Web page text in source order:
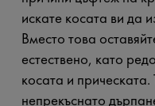
искате косата ви да
Вместо това
естествено, като
косата и
непрекъснато